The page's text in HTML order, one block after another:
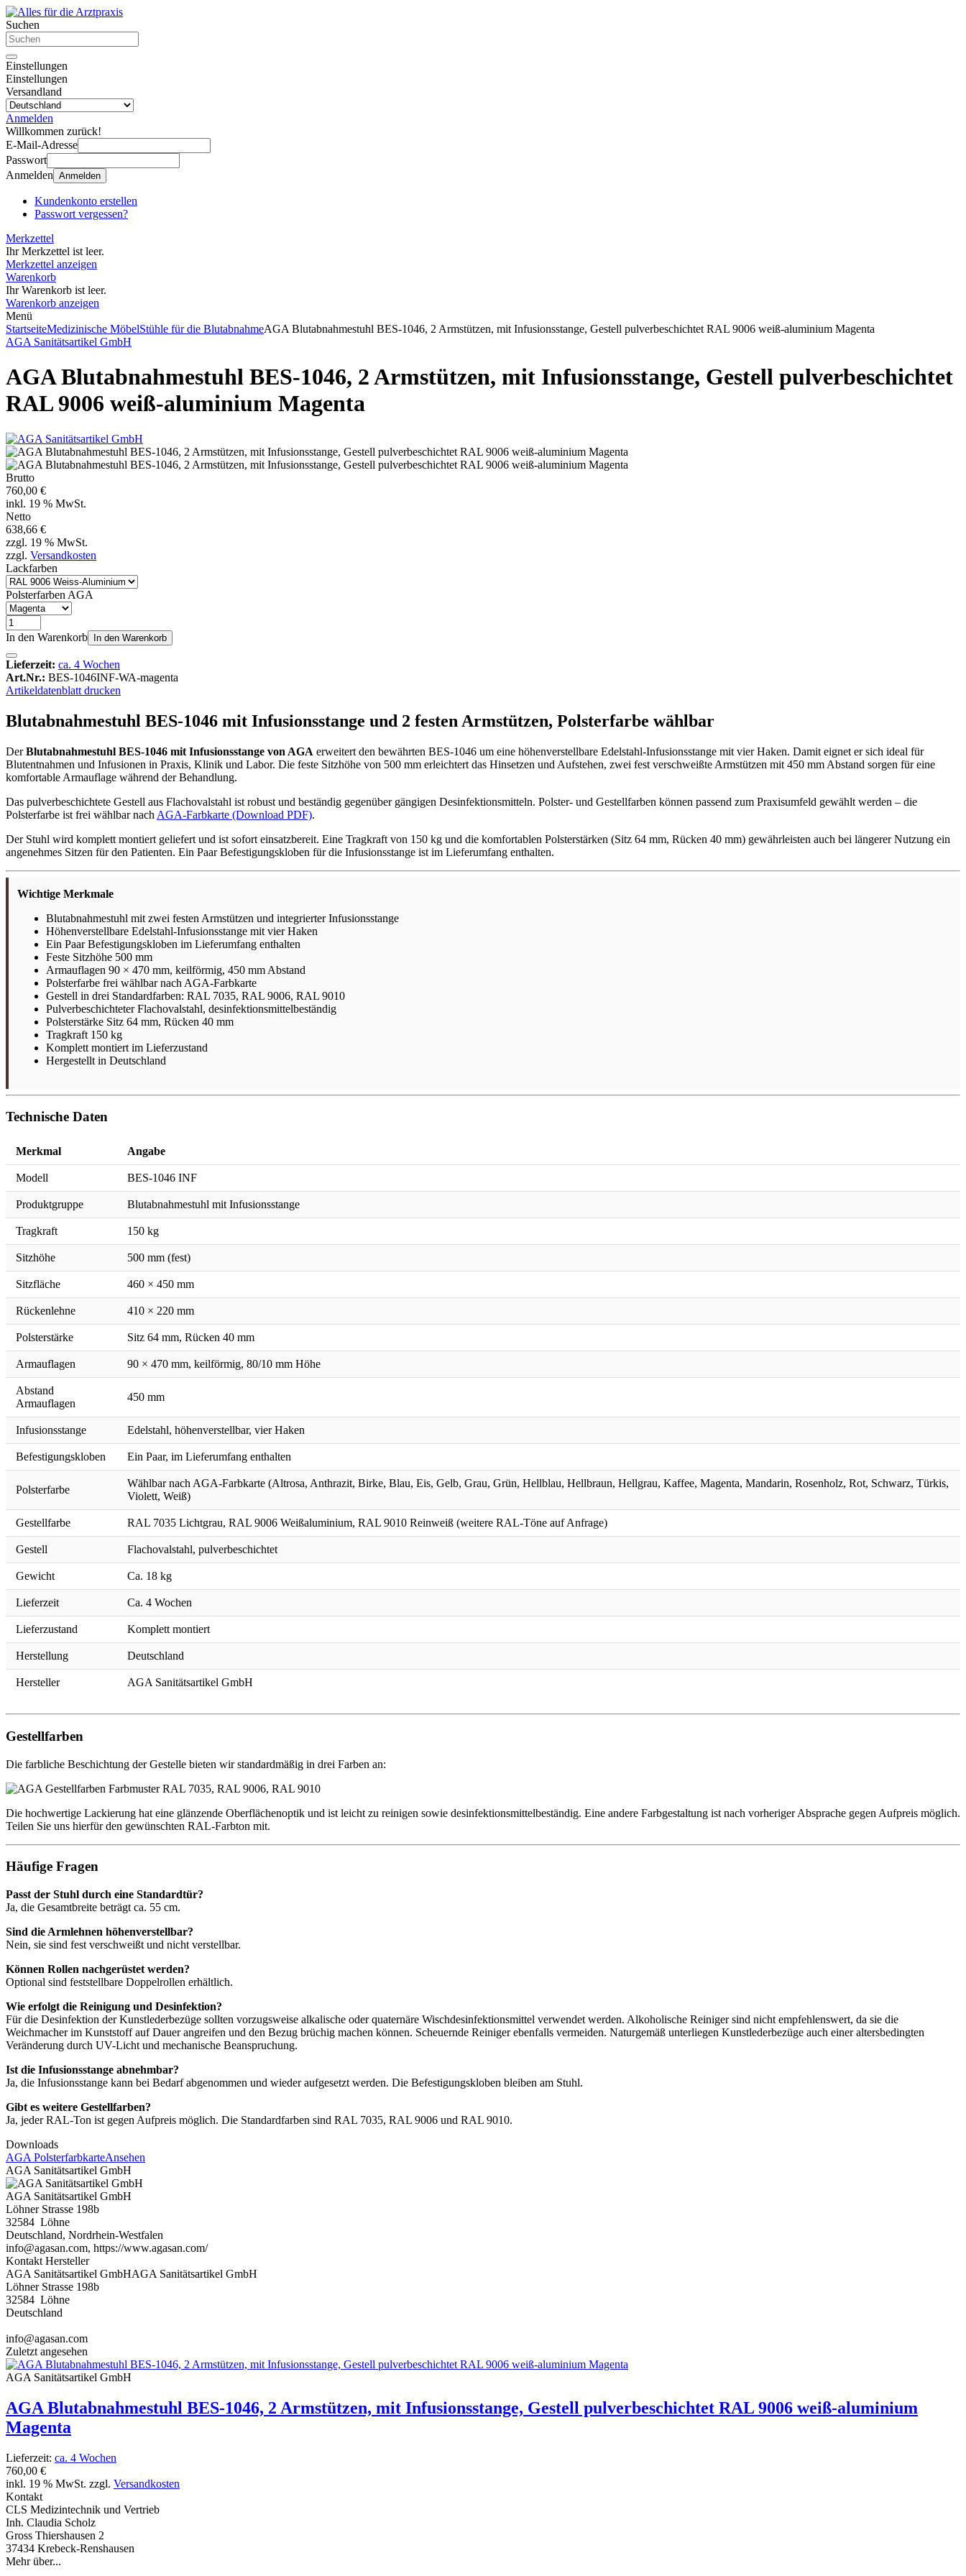
Suchen
Einstellungen
Einstellungen
Versandland
Anmelden
Willkommen zurück!
E-Mail-Adresse
Passwort
Anmelden Anmelden
Kundenkonto erstellen
Passwort vergessen?
Merkzettel
Ihr Merkzettel ist leer.
Merkzettel anzeigen
Warenkorb
Ihr Warenkorb ist leer.
Warenkorb anzeigen
Menü
StartseiteMedizinische MöbelStühle für die BlutabnahmeAGA Blutabnahmestuhl BES-1046, 2 Armstützen, mit Infusionsstange, Gestell pulverbeschichtet RAL 9006 weiß-aluminium Magenta
AGA Sanitätsartikel GmbH
AGA Blutabnahmestuhl BES-1046, 2 Armstützen, mit Infusionsstange, Gestell pulverbeschichtet
RAL 9006 weiß-aluminium Magenta
Brutto
760,00 €
inkl. 19 % MwSt.
Netto
638,66 €
zzgl. 19 % MwSt.
zzgl. Versandkosten
Lackfarben
Polsterfarben AGA
In den Warenkorb In den Warenkorb
Lieferzeit: ca. 4 Wochen
Art.Nr.: BES-1046INF-WA-magenta
Artikeldatenblatt drucken
Blutabnahmestuhl BES-1046 mit Infusionsstange und 2 festen Armstützen, Polsterfarbe wählbar
DerBlutabnahmestuhl BES-1046 mit Infusionsstange von AGA erweitert den bewährten BES-1046 um eine höhenverstellbare Edelstahl-Infusionsstange mit vier Haken. Damit eignet er sich ideal für
Blutentnahmen und Infusionen in Praxis, Klinik und Labor. Die feste Sitzhöhe von 500 mm erleichtert das Hinsetzen und Aufstehen, zwei fest verschweißte Armstützen mit 450 mm Abstand sorgen für eine
komfortable Armauflage während der Behandlung.
Das pulverbeschichtete Gestell aus Flachovalstahl ist robust und beständig gegenüber gängigen Desinfektionsmitteln. Polster- und Gestellfarben können passend zum Praxisumfeld gewählt werden – die
Polsterfarbe ist frei wählbar nach AGA-Farbkarte (Download PDF).
Der Stuhl wird komplett montiert geliefert und ist sofort einsatzbereit. Eine Tragkraft von 150 kg und die komfortablen Polsterstärken (Sitz 64 mm, Rücken 40 mm) gewährleisten auch bei längerer Nutzung ein
angenehmes Sitzen für den Patienten. Ein Paar Befestigungskloben für die Infusionsstange ist im Lieferumfang enthalten.
Wichtige Merkmale
Blutabnahmestuhl mit zwei festen Armstützen und integrierter Infusionsstange
Höhenverstellbare Edelstahl-Infusionsstange mit vier Haken
Ein Paar Befestigungskloben im Lieferumfang enthalten
Feste Sitzhöhe 500 mm
Armauflagen 90 × 470 mm, keilförmig, 450 mm Abstand
Polsterfarbe frei wählbar nach AGA-Farbkarte
Gestell in drei Standardfarben: RAL 7035, RAL 9006, RAL 9010
Pulverbeschichteter Flachovalstahl, desinfektionsmittelbeständig
Polsterstärke Sitz 64 mm, Rücken 40 mm
Tragkraft 150 kg
Komplett montiert im Lieferzustand
Hergestellt in Deutschland
Technische Daten
Merkmal Angabe
Modell BES-1046 INF
Produktgruppe Blutabnahmestuhl mit Infusionsstange
Tragkraft 150 kg
Sitzhöhe 500 mm (fest)
Sitzfläche 460 × 450 mm
Rückenlehne 410 × 220 mm
Polsterstärke Sitz 64 mm, Rücken 40 mm
Armauflagen 90 × 470 mm, keilförmig, 80/10 mm Höhe
Abstand
Armauflagen
450 mm
Infusionsstange Edelstahl, höhenverstellbar, vier Haken
Befestigungskloben Ein Paar, im Lieferumfang enthalten
Polsterfarbe
Wählbar nach AGA-Farbkarte (Altrosa, Anthrazit, Birke, Blau, Eis, Gelb, Grau, Grün, Hellblau, Hellbraun, Hellgrau, Kaffee, Magenta, Mandarin, Rosenholz, Rot, Schwarz, Türkis,
Violett, Weiß)
Gestellfarbe RAL 7035 Lichtgrau, RAL 9006 Weißaluminium, RAL 9010 Reinweiß (weitere RAL-Töne auf Anfrage)
Gestell Flachovalstahl, pulverbeschichtet
Gewicht Ca. 18 kg
Lieferzeit Ca. 4 Wochen
Lieferzustand Komplett montiert
Herstellung Deutschland
Hersteller AGA Sanitätsartikel GmbH
Gestellfarben
Die farbliche Beschichtung der Gestelle bieten wir standardmäßig in drei Farben an:
Die hochwertige Lackierung hat eine glänzende Oberflächenoptik und ist leicht zu reinigen sowie desinfektionsmittelbeständig. Eine andere Farbgestaltung ist nach vorheriger Absprache gegen Aufpreis möglich.
Teilen Sie uns hierfür den gewünschten RAL-Farbton mit.
Häufige Fragen
Passt der Stuhl durch eine Standardtür?
Ja, die Gesamtbreite beträgt ca. 55 cm.
Sind die Armlehnen höhenverstellbar?
Nein, sie sind fest verschweißt und nicht verstellbar.
Können Rollen nachgerüstet werden?
Optional sind feststellbare Doppelrollen erhältlich.
Wie erfolgt die Reinigung und Desinfektion?
Für die Desinfektion der Kunstlederbezüge sollten vorzugsweise alkalische oder quaternäre Wischdesinfektionsmittel verwendet werden. Alkoholische Reiniger sind nicht empfehlenswert, da sie die
Weichmacher im Kunststoff auf Dauer angreifen und den Bezug brüchig machen können. Scheuernde Reiniger ebenfalls vermeiden. Naturgemäß unterliegen Kunstlederbezüge auch einer altersbedingten
Veränderung durch UV-Licht und mechanische Beanspruchung.
Ist die Infusionsstange abnehmbar?
Ja, die Infusionsstange kann bei Bedarf abgenommen und wieder aufgesetzt werden. Die Befestigungskloben bleiben am Stuhl.
Gibt es weitere Gestellfarben?
Ja, jeder RAL-Ton ist gegen Aufpreis möglich. Die Standardfarben sind RAL 7035, RAL 9006 und RAL 9010.
Downloads
AGA PolsterfarbkarteAnsehen
AGA Sanitätsartikel GmbH
AGA Sanitätsartikel GmbH
Löhner Strasse 198b
32584 Löhne
Deutschland, Nordrhein-Westfalen
info@agasan.com, https://www.agasan.com/
Kontakt Hersteller
AGA Sanitätsartikel GmbHAGA Sanitätsartikel GmbH
Löhner Strasse 198b
32584 Löhne
Deutschland
info@agasan.com
Zuletzt angesehen
AGA Sanitätsartikel GmbH
AGA Blutabnahmestuhl BES-1046, 2 Armstützen, mit Infusionsstange, Gestell pulverbeschichtet RAL 9006 weiß-aluminium
Magenta
Lieferzeit: ca. 4 Wochen
760,00 €
inkl. 19 % MwSt. zzgl. Versandkosten
Kontakt
CLS Medizintechnik und Vertrieb
Inh. Claudia Scholz
Gross Thiershausen 2
37434 Krebeck-Renshausen
Mehr über...